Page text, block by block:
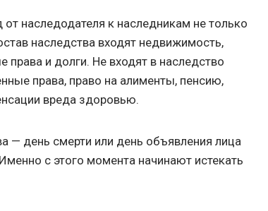
наследодателя к наследникам не только
наследства входят недвижимость,
права и долги. Не входят в наследство
права, право на алименты, пенсию,
вреда здоровью.
— день смерти или день объявления лица
с этого момента начинают истекать